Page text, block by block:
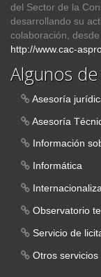
del Sector de la
desarrollando su
colaboración,
http://www.cac-
Algunos
Asesoría
Asesoría
Información
Informática
Observatorio
Servicio de
Otros servicios